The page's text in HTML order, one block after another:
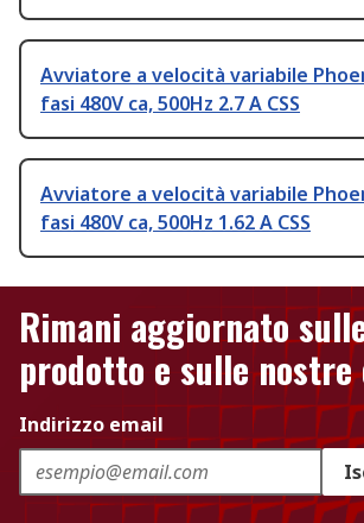
Avviatore a velocità variabile
fasi 480V ca, 500Hz 2.7 A CSS
Avviatore a velocità variabile
fasi 480V ca, 500Hz 1.62 A CSS
Rimani aggiornato
prodotto e sulle
Indirizzo email